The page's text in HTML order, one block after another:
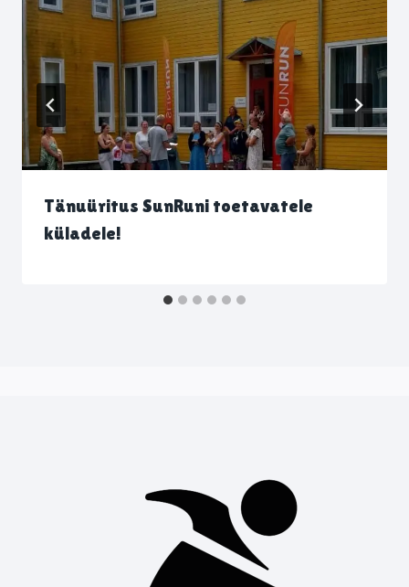
Tänuüritus SunRuni toetavatele
küladele!